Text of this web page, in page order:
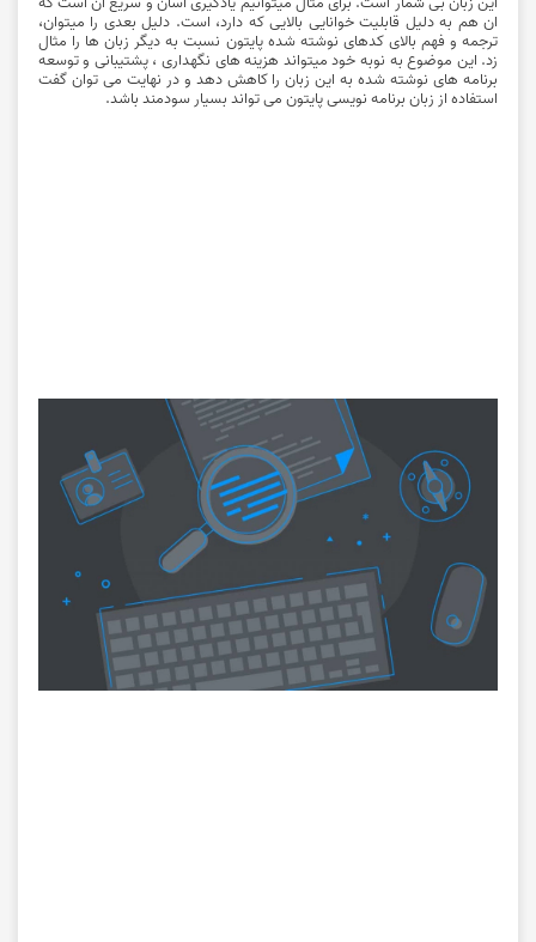
ان هم به دلیل قابلیت خوانایی بالایی که دارد، است. دلیل بعدی را میتوان،
ترجمه و فهم بالای کدهای نوشته شده پایتون نسبت به دیگر زبان ‌ها را مثال
زد. این موضوع به نوبه خود میتواند هزینه‌ های نگهداری ، پشتیبانی و توسعه
برنامه‌ های نوشته شده به این زبان را کاهش ‌دهد و در نهایت می توان گفت
استفاده از زبان برنامه نویسی پایتون می تواند بسیار سودمند باشد.